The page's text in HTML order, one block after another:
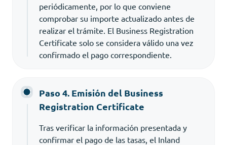
periódicamente, por lo que conviene
comprobar su importe actualizado antes de
realizar el trámite. El Business Registration
Certificate solo se considera válido una vez
confirmado el pago correspondiente.
Paso 4. Emisión del Business
Registration Certificate
Tras verificar la información presentada y
confirmar el pago de las tasas, el Inland